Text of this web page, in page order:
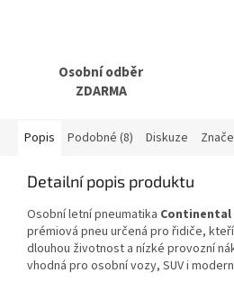
Osobní odběr
ZDARMA
Popis Podobné (8) Diskuze
Detailní popis produktu
Osobní letní pneumatika
prémiová pneu určená pro řidiče,
dlouhou životnost a nízké provozní
vhodná pro osobní vozy, SUV i